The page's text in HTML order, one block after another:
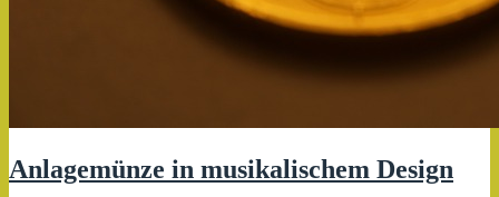
Anlagemünze in musikalischem Design